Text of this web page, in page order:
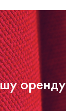
оренду